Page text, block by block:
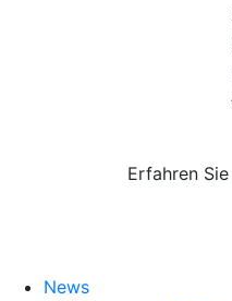
Erfahren
News